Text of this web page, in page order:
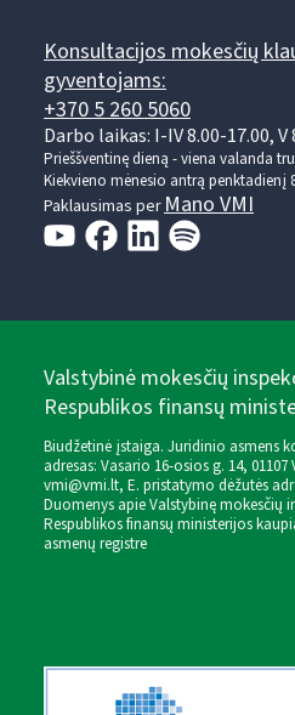
Konsultacijos mokesčių
gyventojams:
+370 5 260 5060
Darbo laikas: I-IV 8.00-17.00, V
Prieššventinę dieną - viena valanda
Kiekvieno mėnesio antrą penktadienį
Paklausimas per Mano VMI
Valstybinė mokesčių
Respublikos finansų
Biudžetinė įstaiga. Juridinio asmens
adresas: Vasario 16-osios g. 14,
vmi@vmi.lt, E. pristatymo dėžutės
Duomenys apie Valstybinę mokesčių
Respublikos finansų ministerijos
asmenų registre